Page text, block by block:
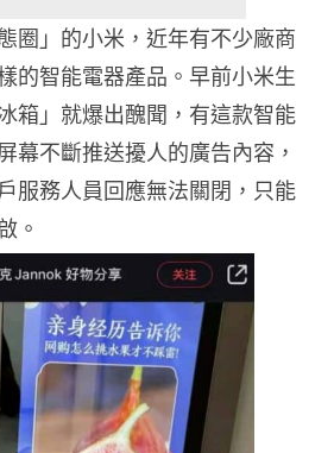
圈」的小米，近年有不少廠商
的智能電器產品。早前小米生
箱」就爆出醜聞，有這款智能
幕不斷推送擾人的廣告內容，
服務人員回應無法關閉，只能
。